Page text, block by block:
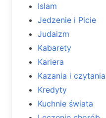
Islam
Jedzenie i Picie
Judaizm
Kabarety
Kariera
Kazania i czytania
Kredyty
Kuchnie świata